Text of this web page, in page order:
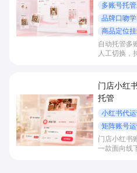
多账号托
品牌口吻
商品定位
自动托管多
人工切换，
门店小红
托管
小红书代
矩阵账号
门店小红书
一款面向线